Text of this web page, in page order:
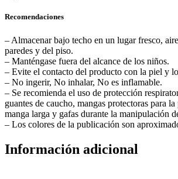
Recomendaciones
– Almacenar bajo techo en un lugar fresco,
paredes y del piso.
– Manténgase fuera del alcance de los niños.
– Evite el contacto del producto con la piel y
– No ingerir, No inhalar, No es inflamable.
– Se recomienda el uso de protección
guantes de caucho, mangas protectoras para
manga larga y gafas durante la manipulación
– Los colores de la publicación son
Información adicional